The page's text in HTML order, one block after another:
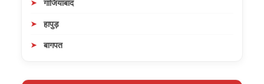
गाजियाबाद
हापुड़
बागपत